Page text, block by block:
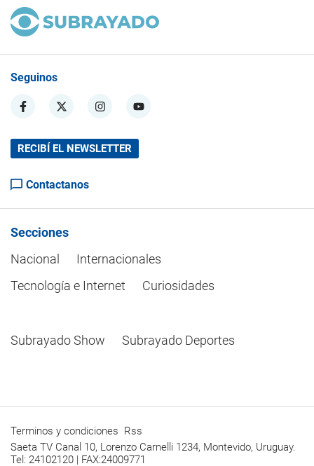
Seguinos
RECIBÍ EL NEWSLETTER
Contactanos
Secciones
Nacional
Internacionales
Tecnología e Internet
Curiosidades
Subrayado Show Subrayado Deportes
Terminos y condiciones Rss
Saeta TV Canal 10, Lorenzo Carnelli 1234, Montevido, Uruguay.
Tel: 24102120 | FAX:24009771